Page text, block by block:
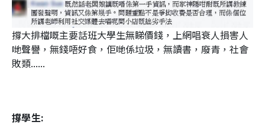
撐大排檔嘅主要話班大學生無睇價錢，上網唱衰人損害人
哋聲譽，無錢唔好食，佢哋係垃圾，無讀書，廢青，社會
敗類......
撐學生: